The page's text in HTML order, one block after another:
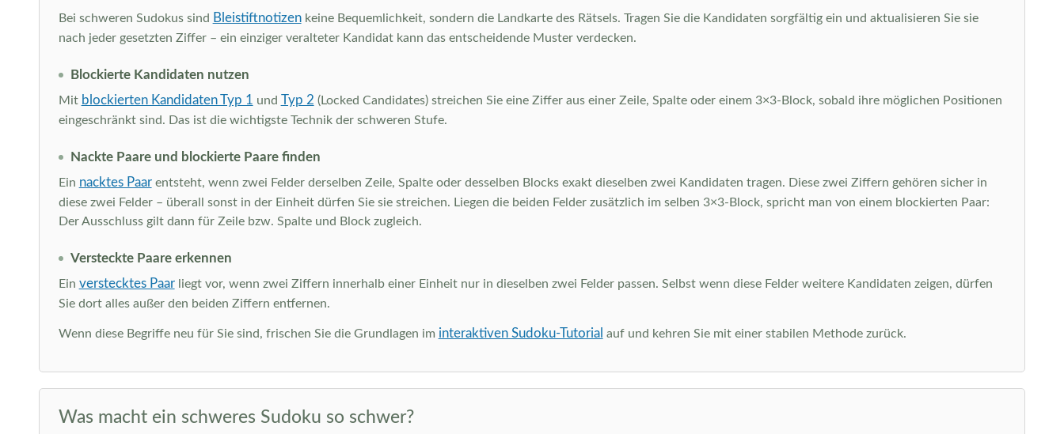
Bei schweren Sudokus sind Bleistiftnotizenkeine Bequemlichkeit, sondern die Landkarte des Rätsels. Tragen Sie die Kandidaten sorgfältig ein und aktualisieren Sie sie
nach jeder gesetzten Ziffer – ein einziger veralteter Kandidat kann das entscheidende Muster verdecken.
Blockierte Kandidaten nutzen
Mit blockierten Kandidaten Typ 1 und Typ 2 (Locked Candidates) streichen Sie eine Ziffer aus einer Zeile, Spalte oder einem 3×3-Block, sobald ihre möglichen Positionen
eingeschränkt sind. Das ist die wichtigste Technik der schweren Stufe.
Nackte Paare und blockierte Paare finden
Ein nacktes Paarentsteht, wenn zwei Felder derselben Zeile, Spalte oder desselben Blocks exakt dieselben zwei Kandidaten tragen. Diese zwei Ziffern gehören sicher in
diese zwei Felder – überall sonst in der Einheit dürfen Sie sie streichen. Liegen die beiden Felder zusätzlich im selben 3×3-Block, spricht man von einem blockierten Paar:
Der Ausschluss gilt dann für Zeile bzw. Spalte und Block zugleich.
Versteckte Paare erkennen
Ein verstecktes Paarliegt vor, wenn zwei Ziffern innerhalb einer Einheit nur in dieselben zwei Felder passen. Selbst wenn diese Felder weitere Kandidaten zeigen, dürfen
Sie dort alles außer den beiden Ziffern entfernen.
Wenn diese Begriffe neu für Sie sind, frischen Sie die Grundlagen im interaktiven Sudoku-Tutorial auf und kehren Sie mit einer stabilen Methode zurück.
Was macht ein schweres Sudoku so schwer?